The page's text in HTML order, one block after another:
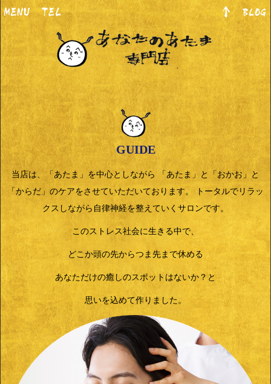
GUIDE
当店は、「あたま」を中心としながら 「あたま」と「おかお」と
「からだ」のケアをさせていただいております。 トータルでリラッ
クスしながら自律神経を整えていくサロンです。
このストレス社会に生きる中で、
どこか頭の先からつま先まで休める
あなただけの癒しのスポットはないか？と
思いを込めて作りました。